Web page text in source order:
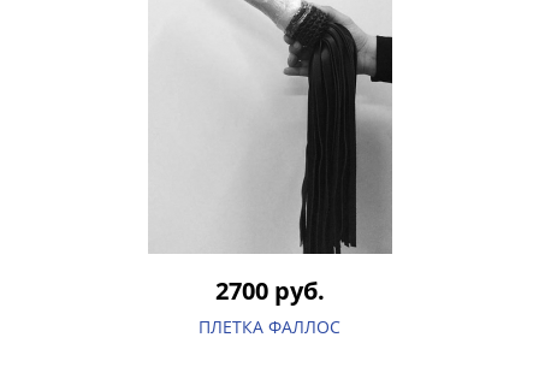
2700 руб.
ПЛЕТКА ФАЛЛОС